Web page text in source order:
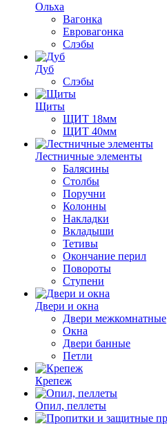
Ольха
Вагонка
Евровагонка
Слэбы
Дуб
Слэбы
Щиты
ЩИТ 18мм
ЩИТ 40мм
Лестничные элементы
Балясины
Столбы
Поручни
Колонны
Накладки
Вкладыши
Тетивы
Окончание перил
Повороты
Ступени
Двери и окна
Двери межкомнатные
Окна
Двери банные
Петли
Крепеж
Опил, пеллеты